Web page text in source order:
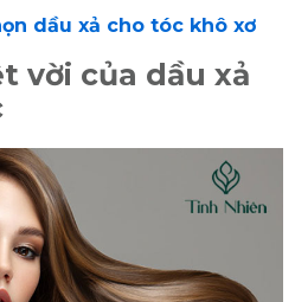
dầu xả cho tóc khô xơ
vời của dầu xả